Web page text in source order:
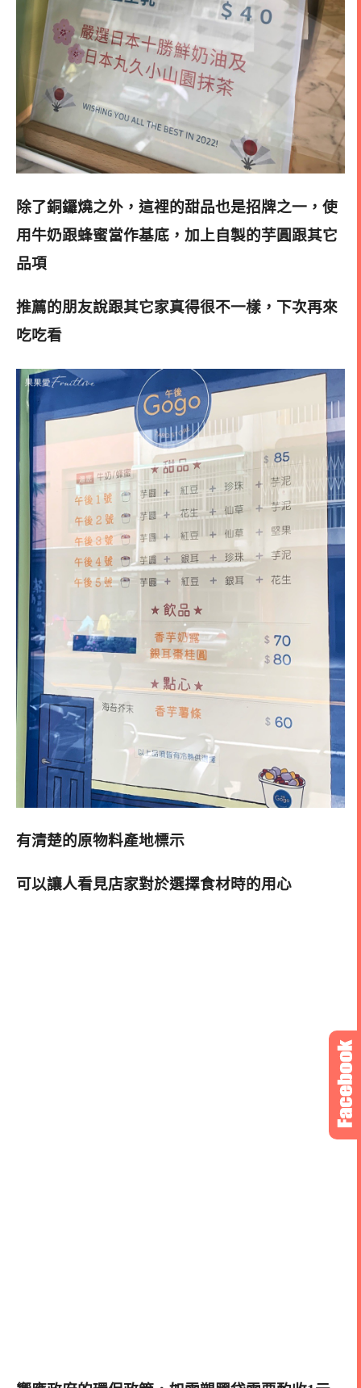
除了銅鑼燒之外，這裡的甜品也是招牌之一，使
用牛奶跟蜂蜜當作基底，加上自製的芋圓跟其它
品項
推薦的朋友說跟其它家真得很不一樣，下次再來
吃吃看
有清楚的原物料產地標示
可以讓人看見店家對於選擇食材時的用心